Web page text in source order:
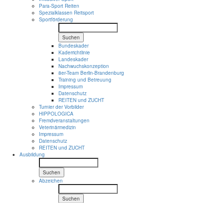
Para-Sport Reiten
Spezialklassen Reitsport
Sportförderung
Suchen
Bundeskader
Kaderrichtlinie
Landeskader
Nachwuchskonzeption
8er-Team Berlin-Brandenburg
Training und Betreuung
Impressum
Datenschutz
REITEN und ZUCHT
Turnier der Vorbilder
HIPPOLOGICA
Fremdveranstaltungen
Veterinärmedizin
Impressum
Datenschutz
REITEN und ZUCHT
Ausbildung
Suchen
Abzeichen
Suchen